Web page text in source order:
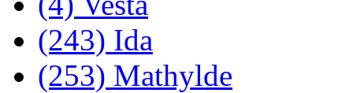
(243) Ida
(253) Mathylde